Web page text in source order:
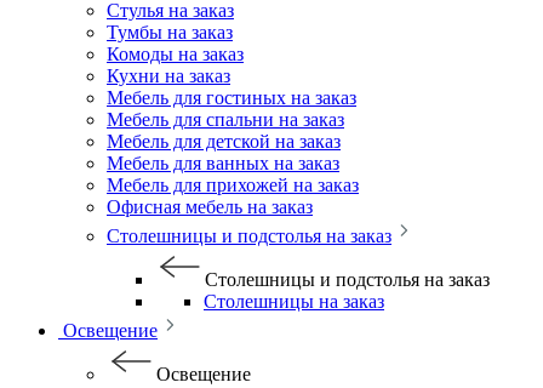
Стулья на заказ
Тумбы на заказ
Комоды на заказ
Кухни на заказ
Мебель для гостиных на заказ
Мебель для спальни на заказ
Мебель для детской на заказ
Мебель для ванных на заказ
Мебель для прихожей на заказ
Офисная мебель на заказ
Столешницы и подстолья на заказ
Столешницы и подстолья на заказ
Столешницы на заказ
Освещение
Освещение